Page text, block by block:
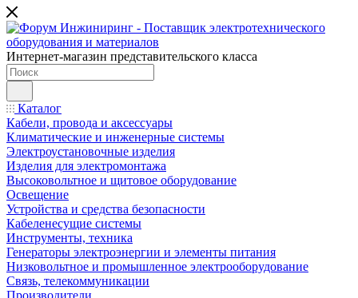
Интернет-магазин представительского класса
Каталог
Кабели, провода и аксессуары
Климатические и инженерные системы
Электроустановочные изделия
Изделия для электромонтажа
Высоковольтное и щитовое оборудование
Освещение
Устройства и средства безопасности
Кабеленесущие системы
Инструменты, техника
Генераторы электроэнергии и элементы питания
Низковольтное и промышленное электрооборудование
Связь, телекоммуникации
Производители